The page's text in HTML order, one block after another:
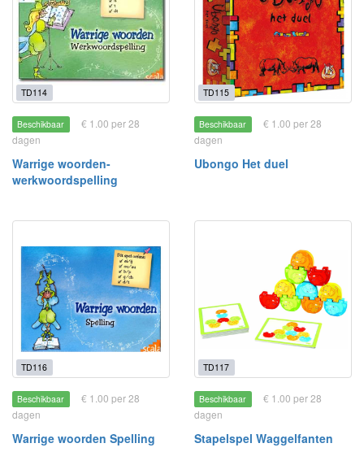
TD114
Beschikbaar
€ 1.00 per 28
dagen
Warrige woorden-
werkwoordspelling
TD115
Beschikbaar
€ 1.00 per 28
dagen
Ubongo Het duel
TD116
Beschikbaar
€ 1.00 per 28
dagen
Warrige woorden Spelling
TD117
Beschikbaar
€ 1.00 per 28
dagen
Stapelspel Waggelfanten